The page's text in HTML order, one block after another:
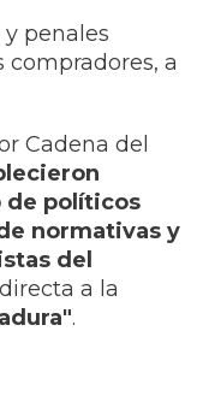
penales
a
Cadena del
de políticos
normativas y
del
a la
.